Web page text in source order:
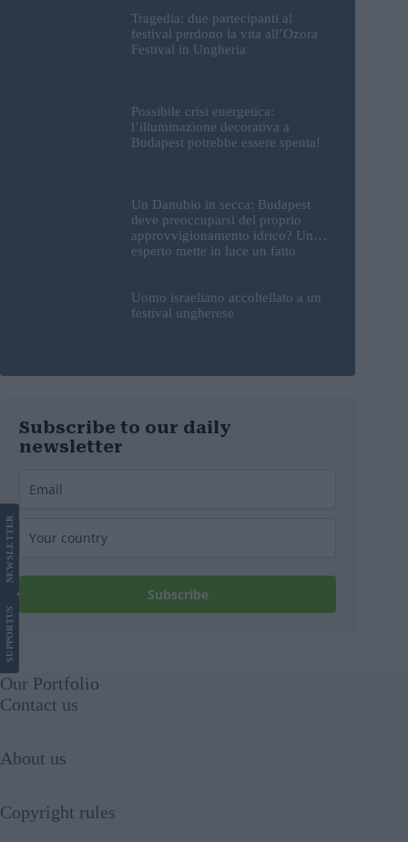
Tragedia: due partecipanti al
festival perdono la vita all’Ozora
Festival in Ungheria
Possibile crisi energetica:
l’illuminazione decorativa a
Budapest potrebbe essere spenta!
Un Danubio in secca: Budapest
deve preoccuparsi del proprio
approvvigionamento idrico? Un
esperto mette in luce un fatto
Uomo israeliano accoltellato a un
festival ungherese
Subscribe to our daily
newsletter
Subscribe
SUPPORT
US
NEWS
LETTER
Our Portfolio
Contact us
About us
Copyright rules